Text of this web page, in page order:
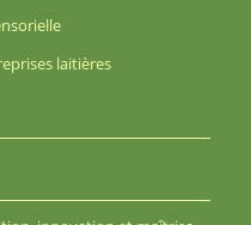
laitières